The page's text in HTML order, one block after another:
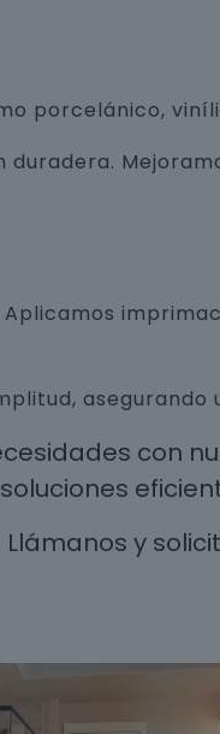
porcelánico,
asegurando
con
y